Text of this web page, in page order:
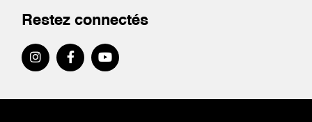
Restez connectés